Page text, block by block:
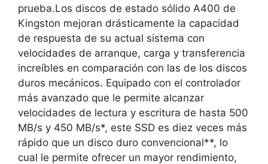
prueba.Los discos de estado sólido A400 de
Kingston mejoran drásticamente la capacidad
de respuesta de su actual sistema con
velocidades de arranque, carga y transferencia
increíbles en comparación con las de los discos
duros mecánicos. Equipado con el controlador
más avanzado que le permite alcanzar
velocidades de lectura y escritura de hasta 500
MB/s y 450 MB/s*, este SSD es diez veces más
rápido que un disco duro convencional**, lo
cual le permite ofrecer un mayor rendimiento,